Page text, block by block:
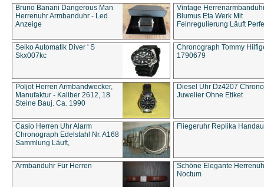
Bruno Banani Dangerous Man
Herrenuhr Armbanduhr - Led
Anzeige
Vintage
Blumus Eta Werk Mit
Feinregulierung Läuft
Seiko Automatik Diver ' S
Skx007kc
Chronograph Tommy
1790679
Poljot Herren Armbandwecker,
Manufaktur - Kaliber 2612, 18
Steine Bauj. Ca. 1990
Diesel Uhr Dz4207
Juwelier Ohne Etiket
Casio Herren Uhr Alarm
Chronograph Edelstahl Nr. A168
Sammlung Läuft,
Fliegeruhr Replika
Armbanduhr Für Herren
Schöne Elegante
Noctum